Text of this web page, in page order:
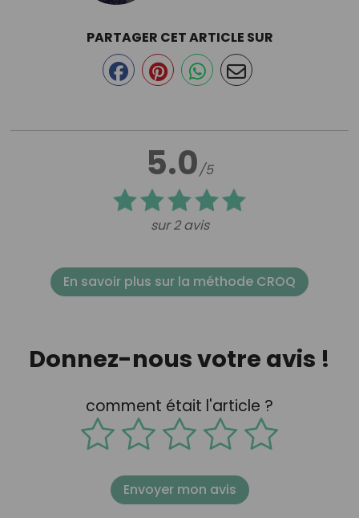
5.0/5
sur 2 avis
PARTAGER CET ARTICLE SUR
En savoir plus sur la méthode CROQ
Donnez-nous votre avis !
comment était l'article ?
Envoyer mon avis